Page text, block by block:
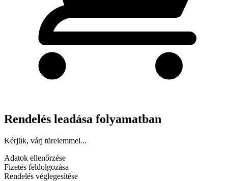
Rendelés leadása folyamatban
Kérjük, várj türelemmel...
Adatok ellenőrzése
Fizetés feldolgozása
Rendelés véglegesítése